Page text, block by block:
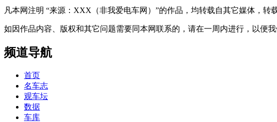
凡本网注明 “来源：XXX（非我爱电车网）”的作品，均转载自其它媒体，
如因作品内容、版权和其它问题需要同本网联系的，请在一周内进行，以便我
频道导航
首页
名车志
观车坛
数据
车库